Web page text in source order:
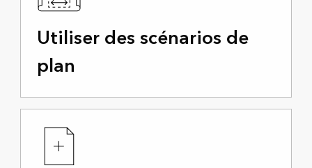
Utiliser des scénarios de
plan